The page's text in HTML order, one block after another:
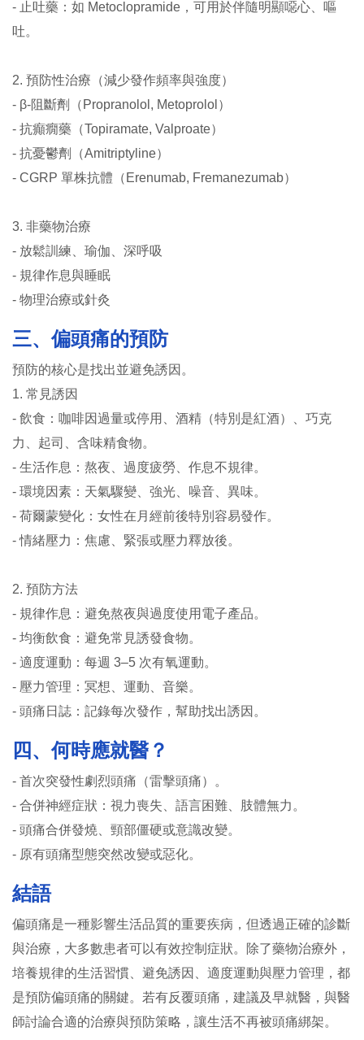
- 止吐藥：如 Metoclopramide，可用於伴隨明顯噁心、嘔
吐。
2. 預防性治療（減少發作頻率與強度）
- β-阻斷劑（Propranolol, Metoprolol）
- 抗癲癇藥（Topiramate, Valproate）
- 抗憂鬱劑（Amitriptyline）
- CGRP 單株抗體（Erenumab, Fremanezumab）
3. 非藥物治療
- 放鬆訓練、瑜伽、深呼吸
- 規律作息與睡眠
- 物理治療或針灸
三、偏頭痛的預防
預防的核心是找出並避免誘因。
1. 常見誘因
- 飲食：咖啡因過量或停用、酒精（特別是紅酒）、巧克
力、起司、含味精食物。
- 生活作息：熬夜、過度疲勞、作息不規律。
- 環境因素：天氣驟變、強光、噪音、異味。
- 荷爾蒙變化：女性在月經前後特別容易發作。
- 情緒壓力：焦慮、緊張或壓力釋放後。
2. 預防方法
- 規律作息：避免熬夜與過度使用電子產品。
- 均衡飲食：避免常見誘發食物。
- 適度運動：每週 3–5 次有氧運動。
- 壓力管理：冥想、運動、音樂。
- 頭痛日誌：記錄每次發作，幫助找出誘因。
四、何時應就醫？
- 首次突發性劇烈頭痛（雷擊頭痛）。
- 合併神經症狀：視力喪失、語言困難、肢體無力。
- 頭痛合併發燒、頸部僵硬或意識改變。
- 原有頭痛型態突然改變或惡化。
結語
偏頭痛是一種影響生活品質的重要疾病，但透過正確的診斷
與治療，大多數患者可以有效控制症狀。除了藥物治療外，
培養規律的生活習慣、避免誘因、適度運動與壓力管理，都
是預防偏頭痛的關鍵。若有反覆頭痛，建議及早就醫，與醫
師討論合適的治療與預防策略，讓生活不再被頭痛綁架。